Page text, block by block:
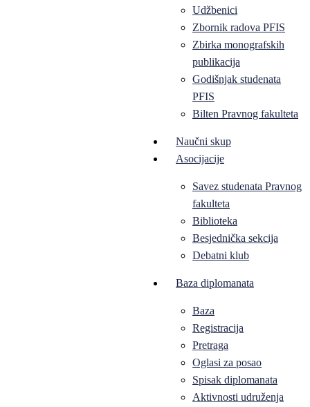
Udžbenici
Zbornik radova PFIS
Zbirka monografskih
publikacija
Godišnjak studenata
PFIS
Bilten Pravnog fakulteta
Naučni skup
Asocijacije
Savez studenata Pravnog
fakulteta
Biblioteka
Besjednička sekcija
Debatni klub
Baza diplomanata
Baza
Registracija
Pretraga
Oglasi za posao
Spisak diplomanata
Aktivnosti udruženja